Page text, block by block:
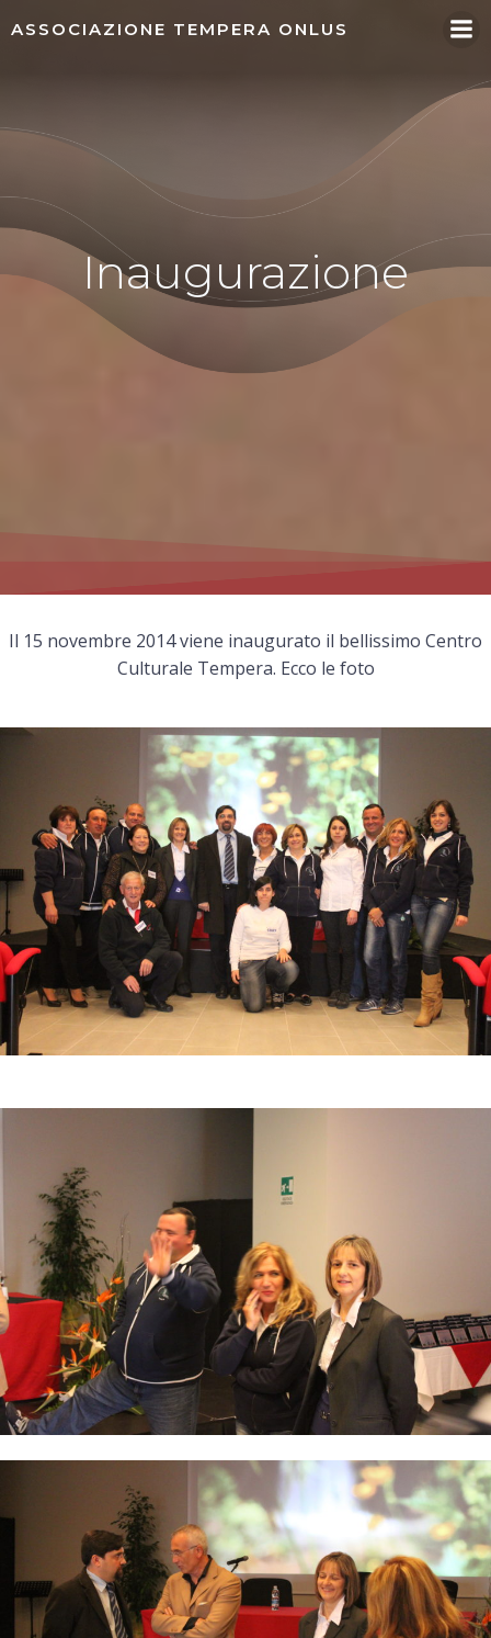
al
ASSOCIAZIONE TEMPERA ONLUS
Inaugurazione
Il 15 novembre 2014 viene inaugurato il bellissimo Centro
Culturale Tempera. Ecco le foto